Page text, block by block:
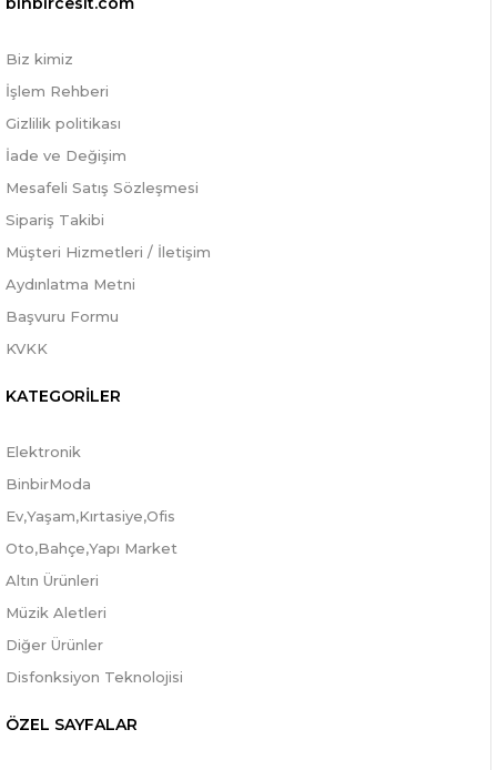
Biz kimiz
İşlem Rehberi
Gizlilik politikası
İade ve Değişim
Mesafeli Satış Sözleşmesi
Sipariş Takibi
Müşteri Hizmetleri / İletişim
Aydınlatma Metni
Başvuru Formu
KVKK
KATEGORİLER
Elektronik
BinbirModa
Ev,Yaşam,Kırtasiye,Ofis
Oto,Bahçe,Yapı Market
Altın Ürünleri
Müzik Aletleri
Diğer Ürünler
Disfonksiyon Teknolojisi
ÖZEL SAYFALAR